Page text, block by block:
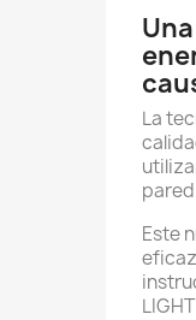
La
Este